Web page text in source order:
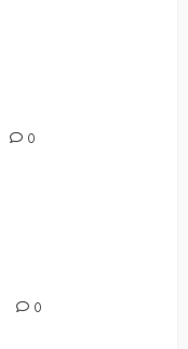
0
0